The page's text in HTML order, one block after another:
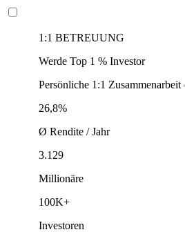
1:1 BETREUUNG
Werde Top 1 % Investor
Persönliche 1:1
26,8%
Ø Rendite / Jahr
3.129
Millionäre
100K+
Investoren